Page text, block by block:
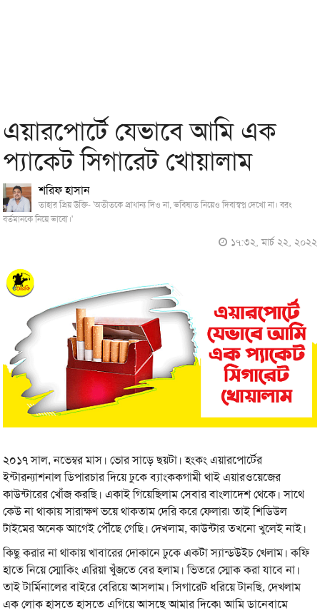
এয়ারপোর্টে যেভাবে আমি এক
প্যাকেট সিগারেট খোয়ালাম
শরিফ হাসান
তাহার প্রিয় উক্তি- 'অতীতকে প্রাধান্য দিও না, ভবিষ্যত নিয়েও দিবাস্বপ্ন দেখো না। বরং
বর্তমানকে নিয়ে ভাবো।'
১৭:৩২, মার্চ ২২, ২০২২
২০১৭ সাল, নভেম্বর মাস। ভোর সাড়ে ছয়টা। হংকং এয়ারপোর্টের
ইন্টারন্যাশনাল ডিপারচার দিয়ে ঢুকে ব্যাংককগামী থাই এয়ারওয়েজের
কাউন্টারের খোঁজ করছি। একাই গিয়েছিলাম সেবার বাংলাদেশ থেকে। সাথে
কেউ না থাকায় সারাক্ষণ ভয়ে থাকতাম দেরি করে ফেলার৷ তাই শিডিউল
টাইমের অনেক আগেই পৌঁছে গেছি। দেখলাম, কাউন্টার তখনো খুলেই নাই।
কিছু করার না থাকায় খাবারের দোকানে ঢুকে একটা স্যান্ডউইচ খেলাম। কফি
হাতে নিয়ে স্মোকিং এরিয়া খুঁজতে বের হলাম। ভিতরে স্মোক করা যাবে না।
তাই টার্মিনালের বাইরে বেরিয়ে আসলাম। সিগারেট ধরিয়ে টানছি, দেখলাম
এক লোক হাসতে হাসতে এগিয়ে আসছে আমার দিকে৷ আমি ডানেবামে